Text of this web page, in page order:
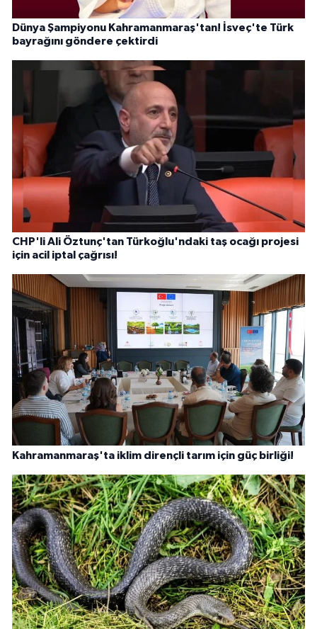
Dünya Şampiyonu Kahramanmaraş'tan! İsveç'te Türk
bayrağını göndere çektirdi
CHP'li Ali Öztunç'tan Türkoğlu'ndaki taş ocağı projesi
için acil iptal çağrısı!
Kahramanmaraş'ta iklim dirençli tarım için güç birliği!